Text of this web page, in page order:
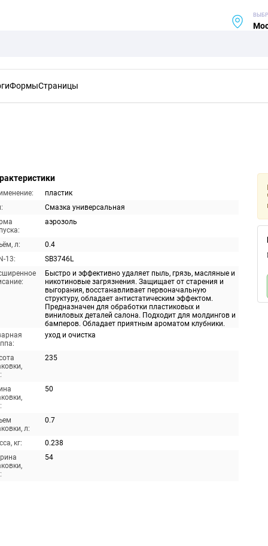
ФормыСтраницы
пластик
Смазка универсальная
аэрозоль
л:
0.4
13:
SB3746L
Быстро и эффективно удаляет пыль, грязь, масляные и
никотиновые загрязнения. Защищает от старения и
выгорания, восстанавливает первоначальную
структуру, обладает антистатическим эффектом.
Предназначен для обработки пластиковых и
виниловых деталей салона. Подходит для молдингов и
бамперов. Обладает приятным ароматом клубники.
уход и очистка
235
50
л:
0.7
кг:
0.238
54